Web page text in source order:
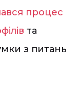
процес
та
з питань